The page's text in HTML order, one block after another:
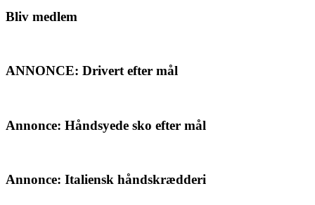
sitet
Bliv medlem
ANNONCE: Drivert efter mål
Annonce: Håndsyede sko efter mål
Annonce: Italiensk håndskrædderi